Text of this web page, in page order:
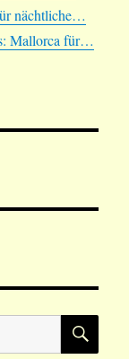
nächtliche…
Mallorca für…